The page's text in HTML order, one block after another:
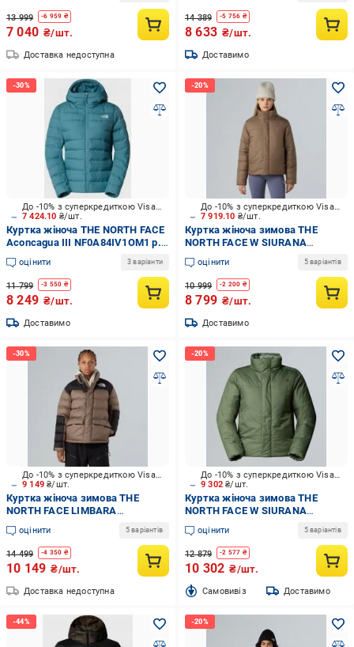
13 999 -6 959 ₴
7 040 ₴/шт.
Доставка недоступна
14 389 -5 756 ₴
8 633 ₴/шт.
Доставимо
7 424.10 ₴/шт.
До -10% з суперкредиткою Visa Вигода
Куртка жіноча THE NORTH FACE
Aconcagua ІІІ NF0A84IV1OM1 р.S
блакитний
оцінити 3 варіанти
11 799 -3 550 ₴
8 249 ₴/шт.
Доставимо
7 919.10 ₴/шт.
До -10% з суперкредиткою Visa Вигода
Куртка жіноча зимова THE
NORTH FACE W SIURANA
JACKET NF0A8DNSE1Q1 р.L
коричнева
оцінити 5 варіантів
10 999 -2 200 ₴
8 799 ₴/шт.
Доставимо
9 149₴/шт.
До -10% з суперкредиткою Visa Вигода
Куртка жіноча зимова THE
NORTH FACE LIMBARA
NF0A8DZXBOW1 р.L коричнева
оцінити 5 варіантів
14 499 -4 350 ₴
10 149 ₴/шт.
Доставка недоступна
9 302₴/шт.
До -10% з суперкредиткою Visa Вигода
Куртка жіноча зимова THE
NORTH FACE W SIURANA
JACKET NF0A8DNSD0I1 р.XS
зелена
оцінити 5 варіантів
12 879 -2 577 ₴
10 302 ₴/шт.
Cамовивіз Доставимо